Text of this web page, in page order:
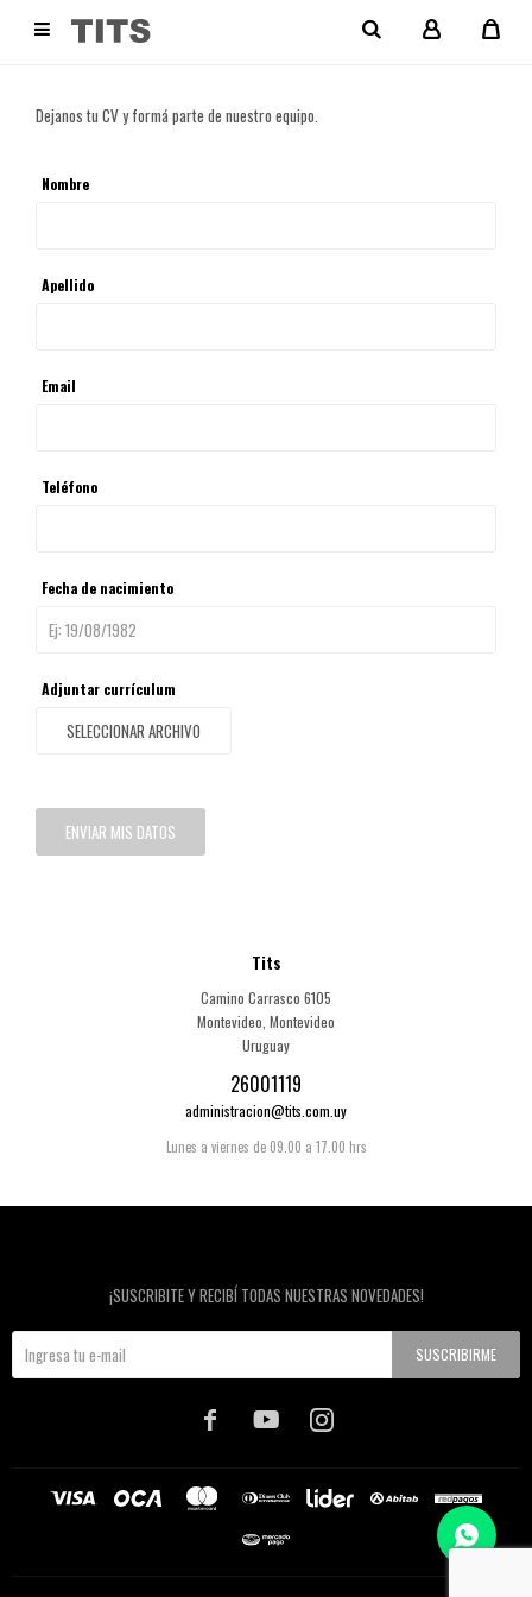
 TRABAJA CON NOSOTROS
Dejanos tu CV y formá parte de nuestro equipo.
Nombre
Apellido
Email
Teléfono
Fecha de nacimiento
Adjuntar currículum
SELECCIONAR ARCHIVO
ENVIAR MIS DATOS
Tits
Camino Carrasco 6105
Montevideo Montevideo
Uruguay
26001119
administracion@tits.com.uy
Lunes a viernes de 09.00 a 17.00 hrs
¡SUSCRIBITE Y RECIBÍ TODAS NUESTRAS NOVEDADES!
SUSCRIBIRME
  